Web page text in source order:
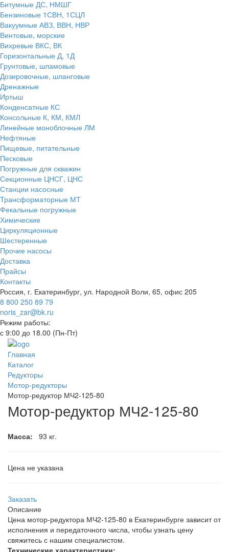
Битумные ДС, НМШГ
Бензиновые 1СВН, 1СЦЛ
Вакуумные АВЗ, ВВН, НВР
Винтовые, морские
Вихревые ВКС, ВК
Горизонтальные Д, 1Д
Грунтовые, шламовые
Дозировочные, шланговые
Дренажные
Иртыш
Конденсатные КС
Консольные К, КМ, КМЛ
Линейные моноблочные ЛМ
Нефтяные
Пищевые, питательные
Песковые
Погружные для скважин
Секционные ЦНСГ, ЦНС
Станции насосные
Трансформаторные МТ
Фекальные погружные
Химические
Циркуляционные
Шестеренные
Прочие насосы
Доставка
Прайсы
Контакты
Россия, г. Екатеринбург, ул. Народной Воли, 65, офис 205
8 800 250 89 79
noris_zar@bk.ru
Режим работы:
с 9:00 до 18.00 (Пн-Пт)
Главная
Каталог
Редукторы
Мотор-редукторы
Мотор-редуктор МЧ2-125-80
Мотор-редуктор МЧ2-125-80
Масса: 93 кг.
Цена не указана
Заказать
Описание
Цена мотор-редуктора МЧ2-125-80 в Екатеринбурге зависит от
исполнения и передаточного числа, чтобы узнать цену
свяжитесь с нашим специалистом.